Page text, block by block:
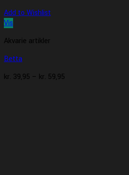
Add to Wishlist
Vis
Akvarie artikler
Betta
kr. 39,95 – kr. 59,95